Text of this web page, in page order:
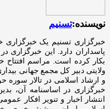
نویسنده:تسنیم
خبرگزاری تسنیم یک
ولایتی دبیر کل مجمع جهانی
و ارشاد اسلامی در تالار سوره
خبرگزاری در اساسنامه آن،
انتشار اخبار و تنویر افکار